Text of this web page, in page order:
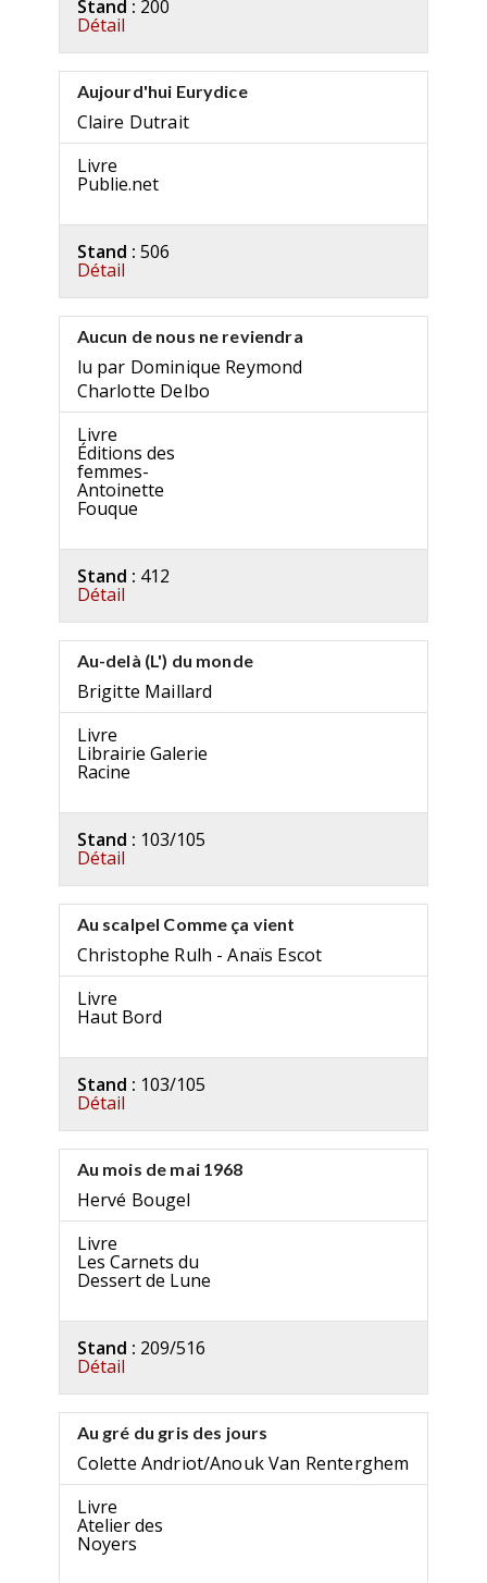
Stand : 200
Détail
Aujourd'hui Eurydice
Claire Dutrait
Livre
Publie.net
Stand : 506
Détail
Aucun de nous ne reviendra
lu par Dominique Reymond
Charlotte Delbo
Livre
Éditions des
femmes-
Antoinette
Fouque
Stand : 412
Détail
Au-delà (L') du monde
Brigitte Maillard
Livre
Librairie Galerie
Racine
Stand : 103/105
Détail
Au scalpel Comme ça vient
Christophe Rulh - Anaïs Escot
Livre
Haut Bord
Stand : 103/105
Détail
Au mois de mai 1968
Hervé Bougel
Livre
Les Carnets du
Dessert de Lune
Stand : 209/516
Détail
Au gré du gris des jours
Colette Andriot/Anouk Van Renterghem
Livre
Atelier des
Noyers